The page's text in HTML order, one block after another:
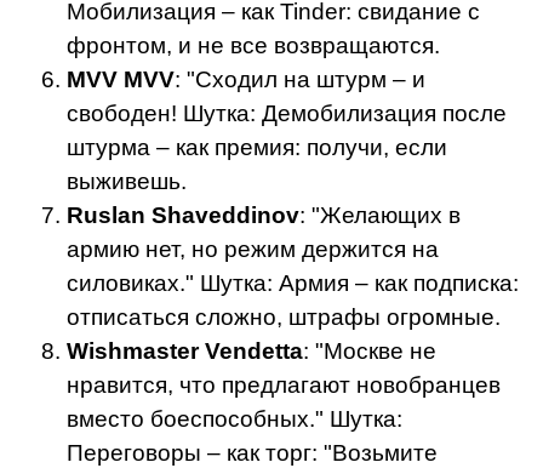
Мобилизация – как Tinder: свидание с
фронтом, и не все возвращаются.
MVV MVV: "Сходил на штурм – и
свободен! Шутка: Демобилизация после
штурма – как премия: получи, если
выживешь.
Ruslan Shaveddinov: "Желающих в
армию нет, но режим держится на
силовиках." Шутка: Армия – как подписка:
отписаться сложно, штрафы огромные.
Wishmaster Vendetta: "Москве не
нравится, что предлагают новобранцев
вместо боеспособных." Шутка:
Переговоры – как торг: "Возьмите